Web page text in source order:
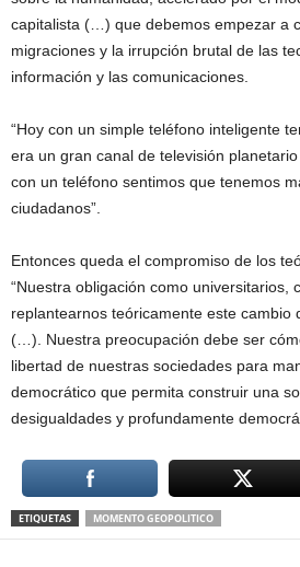
capitalista (…) que debemos empezar a
migraciones y la irrupción brutal de las
información y las comunicaciones.
“Hoy con un simple teléfono inteligente
era un gran canal de televisión
con un teléfono sentimos que tenemos
ciudadanos”.
Entonces queda el compromiso de los
“Nuestra obligación como universitarios,
replantearnos teóricamente este cambio
(…). Nuestra preocupación debe ser
libertad de nuestras sociedades para
democrático que permita construir una
desigualdades y profundamente
ETIQUETAS MOMENTO GEOPOLITICO